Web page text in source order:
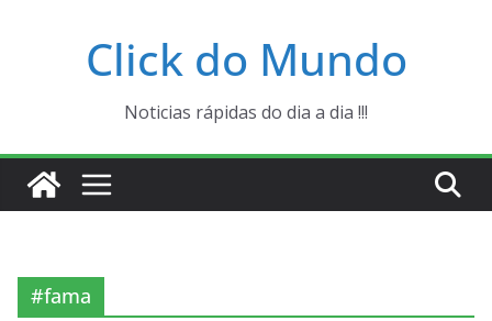
Click do Mundo
Noticias rápidas do dia a dia !!!
#fama